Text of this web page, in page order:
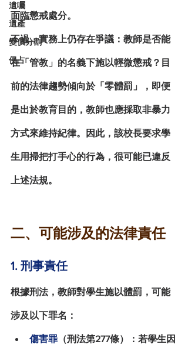
遺囑
遺產
變價分割
侵占
面臨懲戒處分。
不過，實務上仍存在爭議：教師是否能
在「管教」的名義下施以輕微懲戒？目
前的法律趨勢傾向於「 零體罰 」，即便
是出於教育目的，教師也應採取非暴力
方式來維持紀律。因此，該校長要求學
生用掃把打手心的行為，很可能已違反
上述法規。
二、可能涉及的法律責任
1. 刑事責任
根據刑法，教師對學生施以體罰，可能
涉及以下罪名：
傷害罪 （刑法第277條） ：若學生因